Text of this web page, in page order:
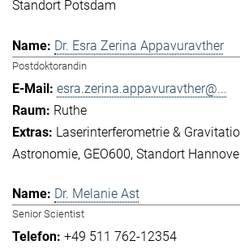
Standort Potsdam
Dr. Esra Zerina Appavuravther
Postdoktorandin
esra.zerina.appavuravther@...
Ruthe
Laserinterferometrie &
Astronomie GEO600 Standort
Dr. Melanie Ast
Senior Scientist
+49 511 762-12354